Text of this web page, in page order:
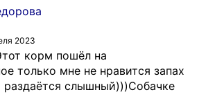
2023
корм пошёл на
только мне не нравится запах
раздаётся слышный)))Собачке